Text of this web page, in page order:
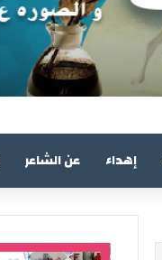
إهداء عن الشاعر